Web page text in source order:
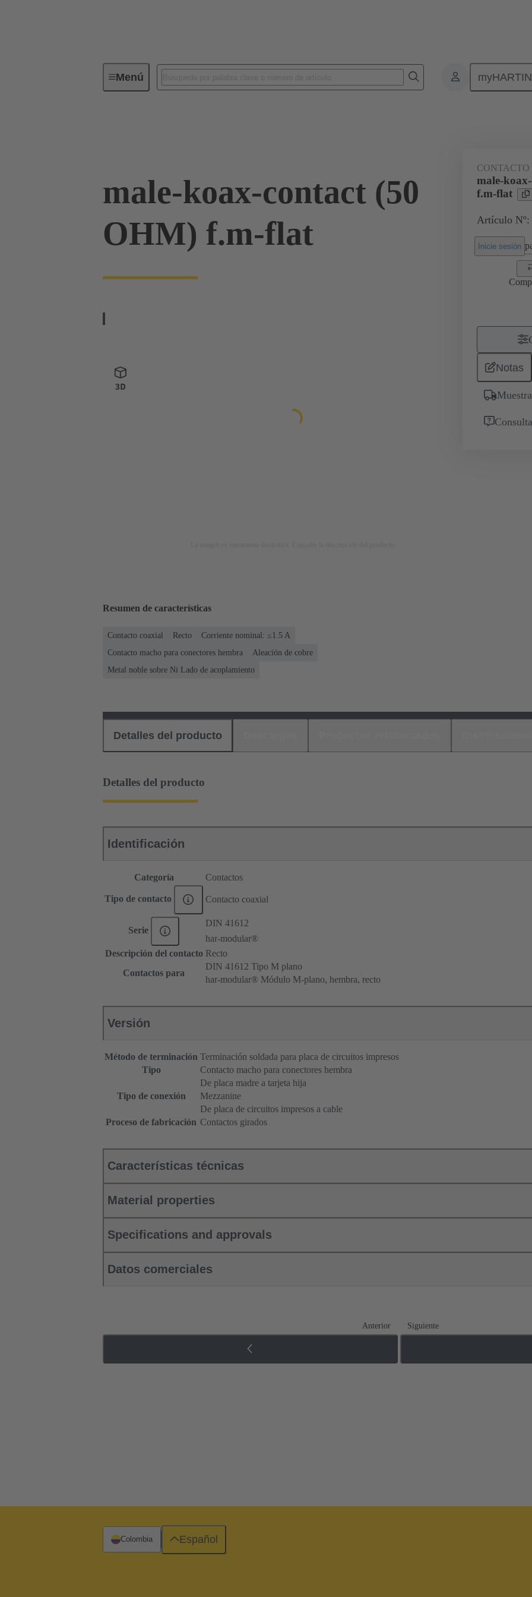
MenúConectividad de dispositivos Conectores de placa a placa de
male-koax-contact (50
OHM) f.m-flat
male-
f.m-flat
Artículo Nº:
Inicie sesión
Notas
Resumen de características
Contacto coaxial Recto
Corriente nominal: ≤1.5 A
Contacto macho para conectores hembra
Aleación de cobre
Metal noble sobre Ni Lado de acoplamiento
Detalles del producto
Detalles del producto
Identificación
Categoría Contactos
Tipo de contacto Contacto coaxial
Serie
DIN 41612
har-modular®
Descripción del contacto Recto
Contactos para
DIN 41612 Tipo M plano
har-modular® Módulo M-plano, hembra, recto
Versión
Método de terminación Terminación soldada para placa de circuitos impresos
Tipo
Contacto macho para conectores hembra
Tipo de conexión
De placa madre a tarjeta hija
Mezzanine
De placa de circuitos impresos a cable
Proceso de fabricación Contactos girados
Características técnicas
Material properties
Specifications and approvals
Datos comerciales
Anterior Siguiente
Colombia Español